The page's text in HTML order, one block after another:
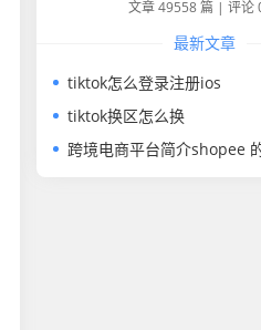
文章 49558 篇 | 评论
最新文章
tiktok怎么登录注册ios
tiktok换区怎么换
跨境电商平台简介shopee 的延伸长尾关键